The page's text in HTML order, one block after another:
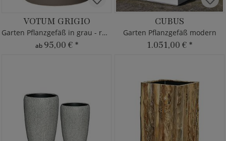
VOTUM GRIGIO
Garten Pflanzgefäß in grau - rund
ab 95,00 € *
CUBUS
Garten Pflanzgefäß modern
1.051,00 € *